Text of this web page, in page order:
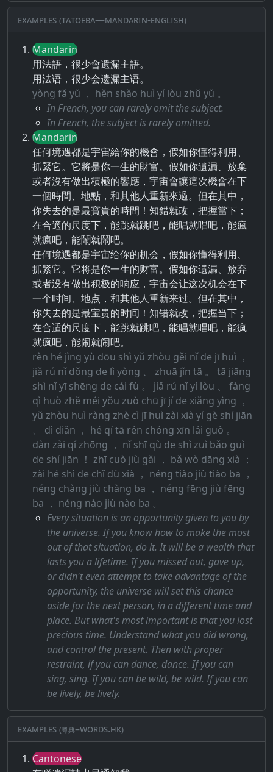
Examples (Tatoeba—Mandarin-English)
Mandarin
用法語，很少會遺漏主語。
用法语，很少会遗漏主语。
yòng fǎ yǔ ， hěn shǎo huì yí lòu zhǔ yǔ 。
In French, you can rarely omit the subject.
In French, the subject is rarely omitted.
Mandarin
任何境遇都是宇宙給你的機會，假如你懂得利用、
抓緊它。它將是你一生的財富。假如你遺漏、放棄
或者沒有做出積極的響應，宇宙會讓這次機會在下
一個時間、地點，和其他人重新來過。但在其中，
你失去的是最寶貴的時間！知錯就改，把握當下；
在合適的尺度下，能跳就跳吧，能唱就唱吧，能瘋
就瘋吧，能鬧就鬧吧。
任何境遇都是宇宙给你的机会，假如你懂得利用、
抓紧它。它将是你一生的财富。假如你遗漏、放弃
或者没有做出积极的响应，宇宙会让这次机会在下
一个时间、地点，和其他人重新来过。但在其中，
你失去的是最宝贵的时间！知错就改，把握当下；
在合适的尺度下，能跳就跳吧，能唱就唱吧，能疯
就疯吧，能闹就闹吧。
rèn hé jìng yù dōu shì yǔ zhòu gěi nǐ de jī huì ，
jiǎ rú nǐ dǒng de lì yòng 、 zhuā jǐn tā 。 tā jiāng
shì nǐ yī shēng de cái fù 。 jiǎ rú nǐ yí lòu 、 fàng
qì huò zhě méi yǒu zuò chū jī jí de xiǎng yìng ，
yǔ zhòu huì ràng zhè cì jī huì zài xià yí gè shí jiān
、 dì diǎn ， hé qí tā rén chóng xīn lái guò 。
dàn zài qí zhōng ， nǐ shī qù de shì zuì bǎo guì
de shí jiān ！ zhī cuò jiù gǎi ， bǎ wò dāng xià ；
zài hé shì de chǐ dù xià ， néng tiào jiù tiào ba ，
néng chàng jiù chàng ba ， néng fēng jiù fēng
ba ， néng nào jiù nào ba 。
Every situation is an opportunity given to you by
the universe. If you know how to make the most
out of that situation, do it. It will be a wealth that
lasts you a lifetime. If you missed out, gave up,
or didn't even attempt to take advantage of the
opportunity, the universe will set this chance
aside for the next person, in a different time and
place. But what's most important is that you lost
precious time. Understand what you did wrong,
and control the present. Then with proper
restraint, if you can dance, dance. If you can
sing, sing. If you can be wild, be wild. If you can
be lively, be lively.
Examples (粵典–words.hk)
Cantonese